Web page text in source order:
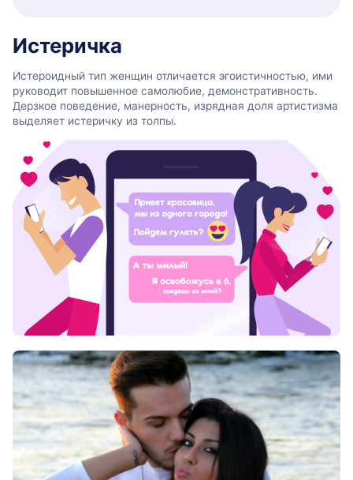
Истеричка
Истероидный тип женщин отличается эгоистичностью, ими
руководит повышенное самолюбие, демонстративность.
Дерзкое поведение, манерность, изрядная доля артистизма
выделяет истеричку из толпы.